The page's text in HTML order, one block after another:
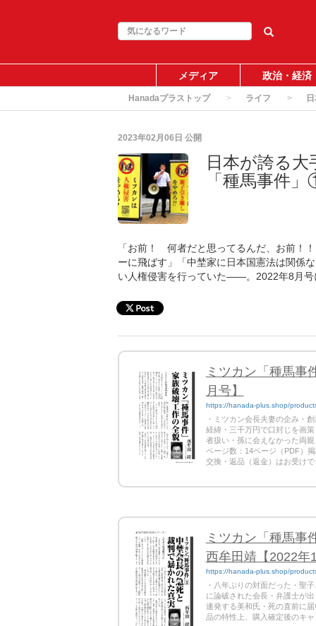
メディア 政治・経済
Hanadaプラストップ ライフ
2023年02月06日 公開
日本が誇る
「種馬事件
「お前！ 何者だと思ってるんだ、お前！
ーに飛ばす」「中埜家に日本国憲法は関係
い人権侵害を行っていた――。2022年8月号
ミツカン「種馬事
月号】
https://hanada-plus.shop/
・ミツカン会長夫妻の企み・
経緯・三千万円で口封じを画
者扱い・孫に会えなかった両
ページ数：14ページ（PDF）
交換・返品（返金）はお受け
ミツカン「種馬事
西牟田靖【2022年
https://hanada-plus.shop/
・八年ぶりの対面だった・聖
に論破された会長・弁護士が
連発する美和氏・死の直前に
品の特性上、購入確定後のキ